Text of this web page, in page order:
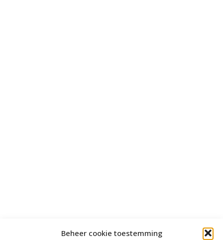
Beheer cookie toestemming